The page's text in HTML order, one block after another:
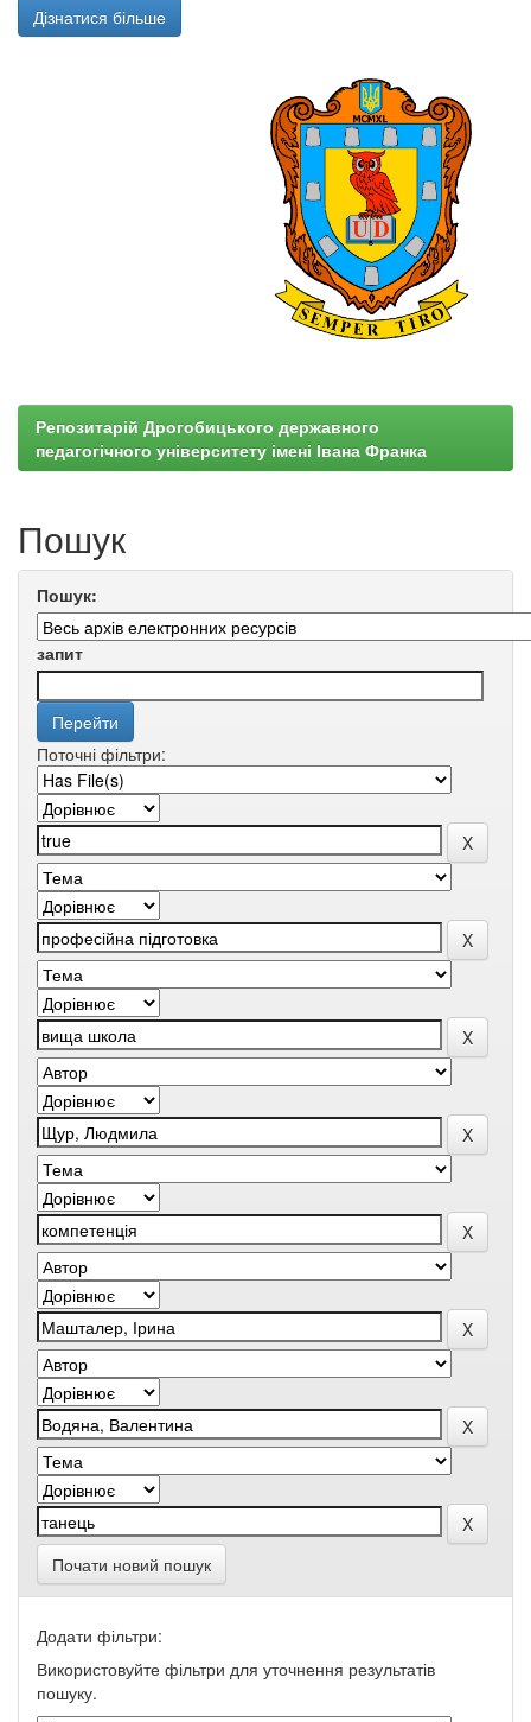
Дізнатися більше
Репозитарій Дрогобицького державного
педагогічного університету імені Івана Франка
Пошук
Пошук:
запит
Поточні фільтри:
Почати новий пошук
Додати фільтри:
Використовуйте фільтри для уточнення результатів
пошуку.